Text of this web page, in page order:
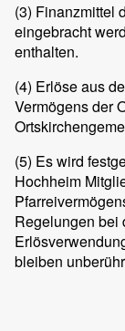
(3) Finanzmittel
eingebracht
enthalten.
(4) Erlöse aus
Vermögens der
(5) Es wird
Hochheim
Regelungen bei
bleiben